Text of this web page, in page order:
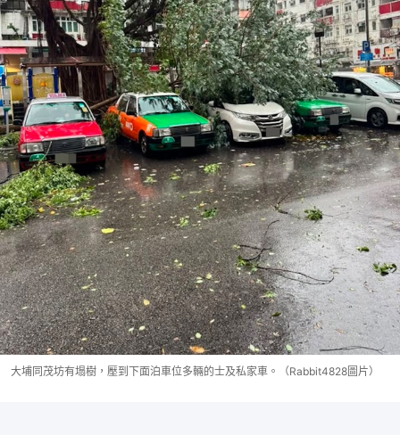
大埔同茂坊有塌樹，壓到下面泊車位多輛的士及私家車。（Rabbit4828圖片）